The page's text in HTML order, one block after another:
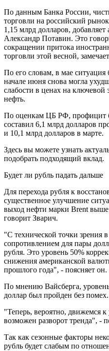
По данным Банка России,
торговли на российский
1,15 млрд долларов,
Александр Потавин. Это
сокращении притока
торговли этой весной,
По его словам, в мае
начале июня снова могла
слабости в ценах на
нефть.
По оценкам ЦБ РФ, профицит
составил 6,1 млрд долларов
и 10,1 млрд долларов в марте.
Здесь вы можете узнать
подобрать подходящий вклад.
Будет ли рубль падать дальше
Для перехода рубля к
существенное улучшение
выход нефти марки Brent выше
говорит Зварич.
"С технической точки
сопротивлением для пары
рубля. Это уровень 50%
снижения американской
прошлого года", - поясняет он.
По мнению Вайсберга,
доллар был пройден без помех.
"Теперь, вероятно, движемся
возможен разворот тренда", -
Так как сезонные факторы
рубль будет слабым по